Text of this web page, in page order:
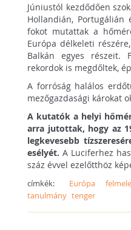
Júniustól kezdődően
Hollandián, Portugálián
fokot mutattak a
Európa délkeleti
Balkán egyes részeit.
rekordok is megdőltek,
A forróság halálos
mezőgazdasági károkat
A kutatók a helyi
arra jutottak, hogy az
legkevesebb
esélyét. A Luciferhez
száz évvel ezelőtthöz
címkék: Európa
tanulmány tenger